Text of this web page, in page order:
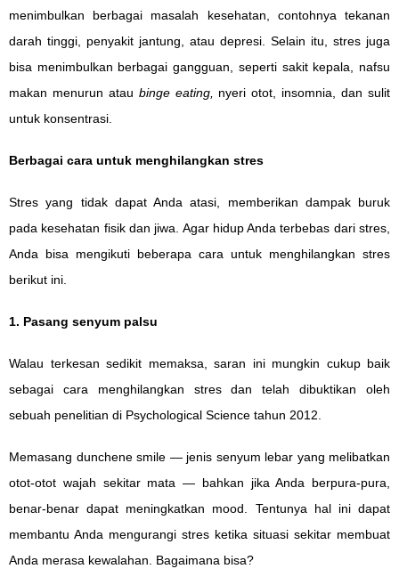
menimbulkan berbagai masalah kesehatan, contohnya tekanan
darah tinggi, penyakit jantung, atau depresi. Selain itu, stres juga
bisa menimbulkan berbagai gangguan, seperti sakit kepala, nafsu
makan menurun atau binge eating, nyeri otot, insomnia, dan sulit
untuk konsentrasi.
Berbagai cara untuk menghilangkan stres
Stres yang tidak dapat Anda atasi, memberikan dampak buruk
pada kesehatan fisik dan jiwa. Agar hidup Anda terbebas dari stres,
Anda bisa mengikuti beberapa cara untuk menghilangkan stres
berikut ini.
1. Pasang senyum palsu
Walau terkesan sedikit memaksa, saran ini mungkin cukup baik
sebagai cara menghilangkan stres dan telah dibuktikan oleh
sebuah penelitian di Psychological Science tahun 2012.
Memasang dunchene smile — jenis senyum lebar yang melibatkan
otot-otot wajah sekitar mata — bahkan jika Anda berpura-pura,
benar-benar dapat meningkatkan mood. Tentunya hal ini dapat
membantu Anda mengurangi stres ketika situasi sekitar membuat
Anda merasa kewalahan. Bagaimana bisa?